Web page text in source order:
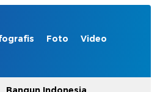
Foto Video